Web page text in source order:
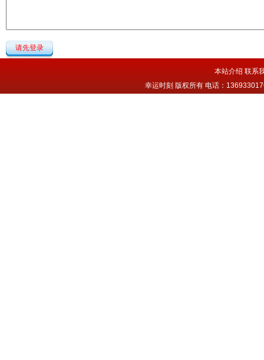
请先登录
本站介绍 联系
幸运时刻 版权所有 电话：